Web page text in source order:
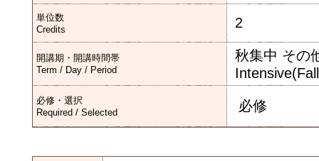
単位数
Credits
2
開講期・開講時間帯
Term / Day / Period
秋集中 その
必修・選択
Required / Selected
必修